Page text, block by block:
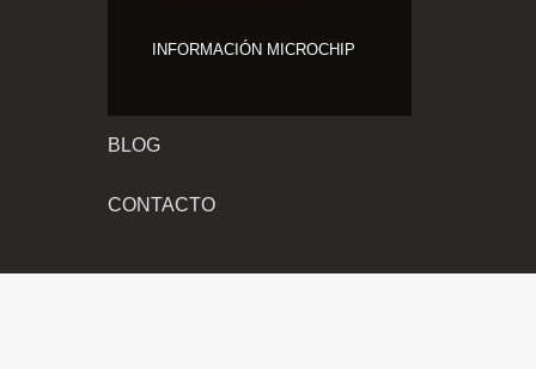
INFORMACIÓN MICROCHIP
BLOG
CONTACTO